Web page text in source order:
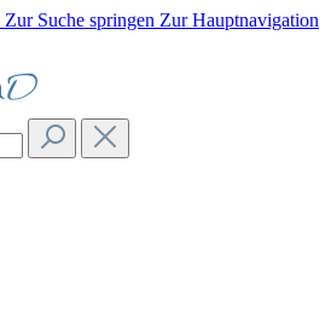
Zur Suche springen Zur Hauptnavigation